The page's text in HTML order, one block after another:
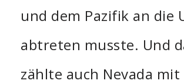
und dem Pazifik an die
abtreten musste. Und
zählte auch Nevada